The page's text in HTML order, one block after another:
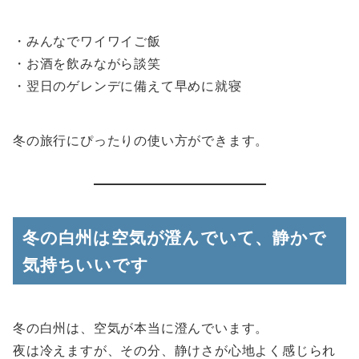
・みんなでワイワイご飯
・お酒を飲みながら談笑
・翌日のゲレンデに備えて早めに就寝
冬の旅行にぴったりの使い方ができます。
冬の白州は空気が澄んでいて、静かで
気持ちいいです
冬の白州は、空気が本当に澄んでいます。
夜は冷えますが、その分、静けさが心地よく感じられ